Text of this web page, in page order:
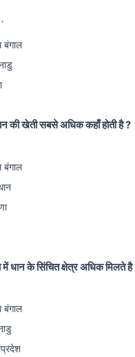
बंगाल
की खेती सबसे अधिक कहाँ होती है ?
बंगाल
धान के सिंचित क्षेत्र अधिक मिलते है
बंगाल